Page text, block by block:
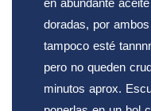
en abundante
doradas, por
tampoco esté
pero no queden
minutos aprox.